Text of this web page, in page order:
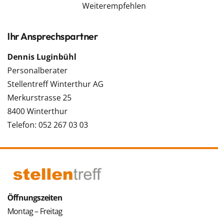
Weiterempfehlen
Ihr Ansprechspartner
Dennis Luginbühl
Personalberater
Stellentreff Winterthur AG
Merkurstrasse 25
8400 Winterthur
Telefon: 052 267 03 03
Öffnungszeiten
Montag – Freitag